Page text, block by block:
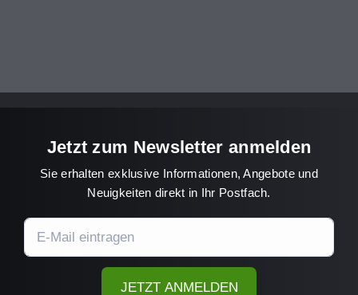
Jetzt zum Newsletter anmelden
Sie erhalten exklusive Informationen, Angebote und
Neuigkeiten direkt in Ihr Postfach.
JETZT ANMELDEN